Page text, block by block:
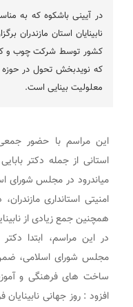
در آیینی باشکوه که به
نابینایان استان مازندران
کشور توسط شرکت چوب و
که نویدبخش تحول در حوزه
معلولیت بینایی است.
این مراسم با حضور
استانی از جمله دکتر
میاندرود در مجلس
امنیتی استانداری
همچنین جمع زیادی از
در این مراسم، ابتدا
مجلس شورای اسلامی،
ساخت های فرهنگی و
افزود : روز جهانی